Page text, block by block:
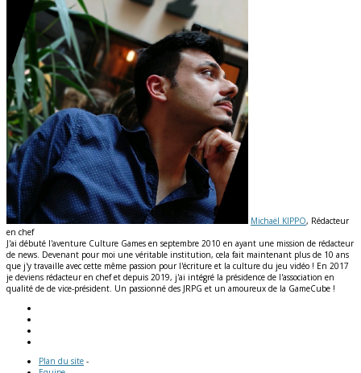
Michaël KIPPO, Rédacteur
en chef
J'ai débuté l'aventure Culture Games en septembre 2010 en ayant une mission de rédacteur
de news. Devenant pour moi une véritable institution, cela fait maintenant plus de 10 ans
que j'y travaille avec cette même passion pour l'écriture et la culture du jeu vidéo ! En 2017
je deviens rédacteur en chef et depuis 2019, j'ai intégré la présidence de l'association en
qualité de de vice-président. Un passionné des JRPG et un amoureux de la GameCube !
Plan du site -